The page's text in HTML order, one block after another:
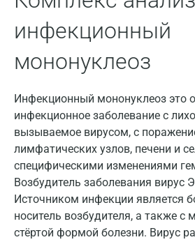
латентной инфекции, а также при
вируса и хронической инфекции.
применяется в комбинации с
антител к капсидному белку.
инфекционный
мононуклеоз
Инфекционный мононуклеоз это
инфекционное заболевание с
вызываемое вирусом, с
лимфатических узлов, печени и
специфическими изменениями
Возбудитель заболевания вирус
Источником инфекции является
носитель возбудителя, а также с
стёртой формой болезни. Вирус
Гатчина
Геленджик
Голубое
Дзержинск
Дзержинский
Дмитров
Долгопрудный
Домодедово